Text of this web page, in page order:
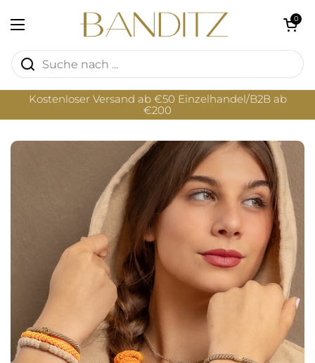
Menü öffnen
Warenkorb
0
Kostenloser Versand ab €50 Einzelhandel/B2B ab
€200